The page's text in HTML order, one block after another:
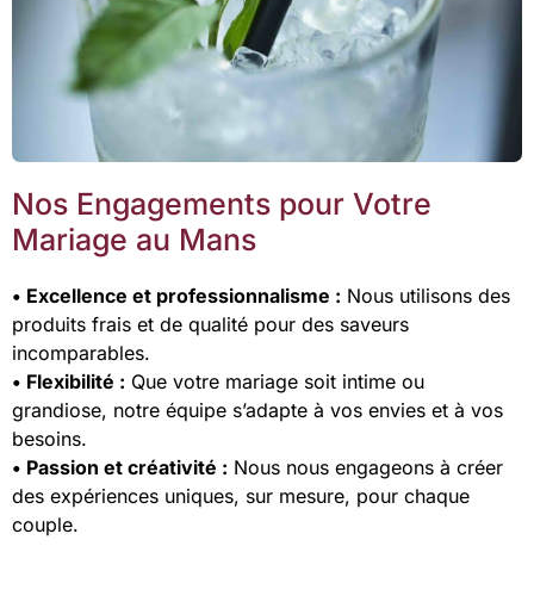
Nos Engagements pour Votre
Mariage au Mans
• Excellence et professionnalisme : Nous utilisons des
produits frais et de qualité pour des saveurs
incomparables.
• Flexibilité : Que votre mariage soit intime ou
grandiose, notre équipe s’adapte à vos envies et à vos
besoins.
• Passion et créativité : Nous nous engageons à créer
des expériences uniques, sur mesure, pour chaque
couple.